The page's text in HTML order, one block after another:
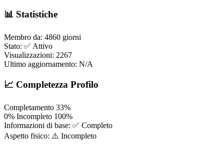
📊 Statistiche
Membro da: 4860 giorni
Stato: ✅ Attivo
Visualizzazioni: 2267
Ultimo aggiornamento: N/A
📈 Completezza Profilo
Completamento 33%
0% Incompleto 100%
Informazioni di base: ✅ Completo
Aspetto fisico: ⚠️ Incompleto